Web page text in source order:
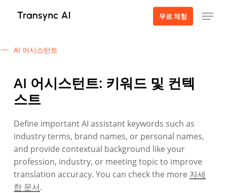
무료 체험 메뉴
AI 어시스턴트
AI 어시스턴트: 키워드 및 컨텍
스트
Define important AI assistant keywords such as
industry terms, brand names, or personal names,
and provide contextual background like your
profession, industry, or meeting topic to improve
translation accuracy. You can check the more 자세
한 문서.